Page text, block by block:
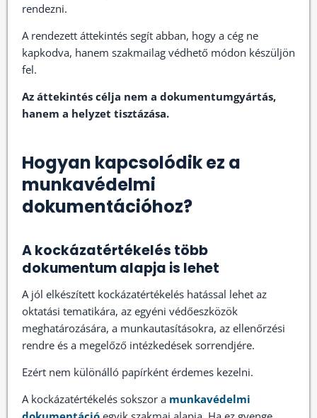
rendezni.
A rendezett áttekintés segít abban, hogy a cég ne
kapkodva, hanem szakmailag védhető módon készüljön
fel.
Az áttekintés célja nem a dokumentumgyártás,
hanem a helyzet tisztázása.
Hogyan kapcsolódik ez a
munkavédelmi
dokumentációhoz?
A kockázatértékelés több
dokumentum alapja is lehet
A jól elkészített kockázatértékelés hatással lehet az
oktatási tematikára, az egyéni védőeszközök
meghatározására, a munkautasításokra, az ellenőrzési
rendre és a megelőző intézkedések sorrendjére.
Ezért nem különálló papírként érdemes kezelni.
A kockázatértékelés sokszor a munkavédelmi